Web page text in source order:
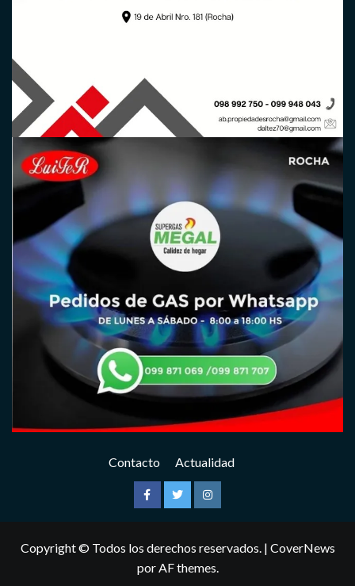
Contacto Actualidad
FacebookTwitterInstagram
Copyright © Todos los derechos reservados. | CoverNews
por AF themes.